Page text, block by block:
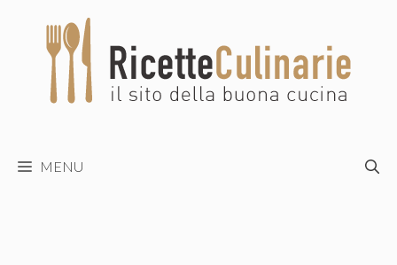
contenuto
MENU